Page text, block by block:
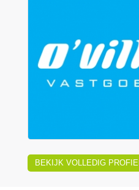
BEKIJK VOLLEDIG PROFIEL